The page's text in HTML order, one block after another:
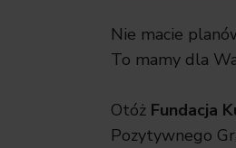
Nie macie
To mamy dla
Otóż Fundacja
Pozytywnego